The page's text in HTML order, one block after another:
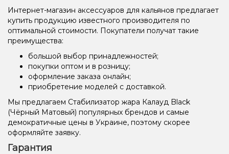
Интернет-магазин аксессуаров для кальянов предлагает
купить продукцию известного производителя по
оптимальной стоимости. Покупатели получат такие
преимущества:
большой выбор принадлежностей;
покупки оптом и в розницу;
оформление заказа онлайн;
приобретение моделей с доставкой.
Мы предлагаем Стабилизатор жара Калауд Black
(Чёрный Матовый) популярных брендов и самые
демократичные цены в Украине, поэтому скорее
оформляйте заявку.
Гарантия